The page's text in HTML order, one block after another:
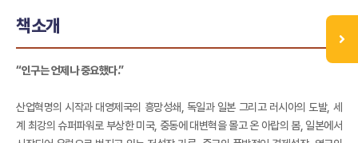
책소개
“인구는 언제나 중요했다.”
산업혁명의 시작과 대영제국의 흥망성쇄, 독일과 일본 그리고 러시아의 도발, 세
계 최강의 슈퍼파워로 부상한 미국, 중동에 대변혁을 몰고 온 아랍의 봄, 일본에서